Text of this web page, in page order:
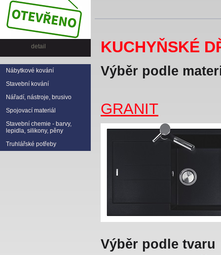
detail
Nábytkové kování
Stavební kování
Nářadí, nástroje, brusivo
Spojovací materiál
Stavební chemie - barvy,
lepidla, silikony, pěny
Truhlářské potřeby
KUCHYŇSKÉ
Výběr podle
GRANIT
Výběr podle tvaru